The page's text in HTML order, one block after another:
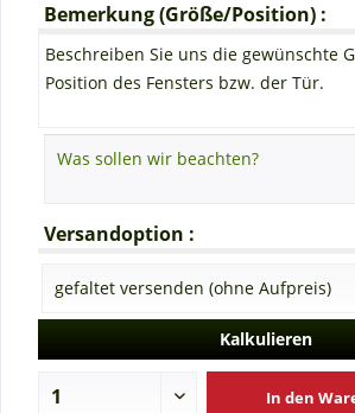
Bemerkung (Größe/Position) :
Beschreiben Sie uns die gewünschte
Position des Fensters bzw. der Tür.
Versandoption :
Kalkulieren
In den